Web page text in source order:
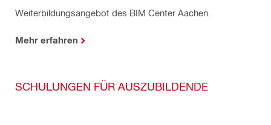
Weiterbildungsangebot des BIM Center Aachen.
Mehr erfahren
SCHULUNGEN FÜR AUSZUBILDENDE